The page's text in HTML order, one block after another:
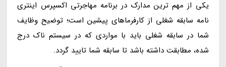
یکی از مهم ترین مدارک در برنامه مهاجرتی اکسپرس اینتری
نامه سابقه شغلی از کارفرماهای پیشین است؛ توضیح وظایف
شما در سابقه شغلی باید با مواردی که در سیستم ناک درج
شده، مطابقت داشته باشد تا سابقه شما تایید گردد.